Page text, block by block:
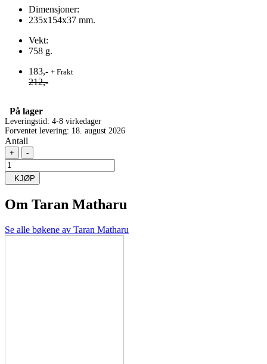
Dimensjoner:
235x154x37 mm.
Vekt:
758 g.
183,- + Frakt
212,-
På lager
Leveringstid: 4-8 virkedager
Forventet levering: 18. august 2026
Antall
+ -
KJØP
Om Taran Matharu
Se alle bøkene av Taran Matharu